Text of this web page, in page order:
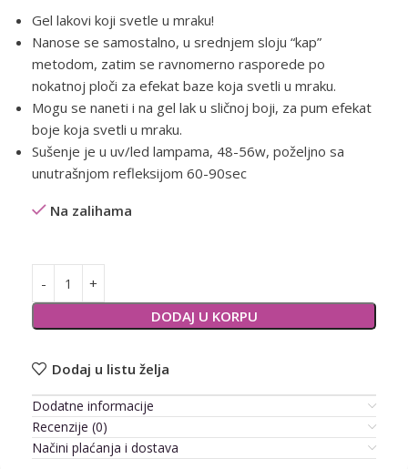
Gel lakovi koji svetle u mraku!
Nanose se samostalno, u srednjem sloju “kap”
metodom, zatim se ravnomerno rasporede po
nokatnoj ploči za efekat baze koja svetli u mraku.
Mogu se naneti i na gel lak u sličnoj boji, za pum efekat
boje koja svetli u mraku.
Sušenje je u uv/led lampama, 48-56w, poželjno sa
unutrašnjom refleksijom 60-90sec
Na zalihama
DODAJ U KORPU
Alternative:
Dodaj u listu želja
Dodatne informacije
Recenzije (0)
Načini plaćanja i dostava